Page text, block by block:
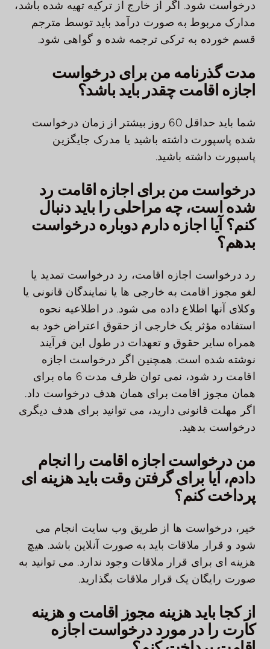
درخواست شود. اگر از خارج از ترکیه تهیه شده باشد،
مدارک مربوط به صورت درآمد باید توسط مترجم
قسم خورده به ترکی ترجمه شده و گواهی شود.
مدت گذرنامه من برای درخواست
اجازه اقامت چقدر باید باشد؟
شما باید حداقل 60 روز بیشتر از زمان درخواست
شده پاسپورت داشته باشید یا مدرک جایگزین
پاسپورت داشته باشید.
درخواست من برای اجازه اقامت رد
شده است، چه مراحلی را باید دنبال
کنم؟ آیا اجازه دارم دوباره درخواست
بدهم؟
رد درخواست اجازه اقامت، رد درخواست تمدید یا
لغو مجوز اقامت به خارجی ها یا نمایندگان قانونی یا
وکلای آنها اطلاع داده می شود. در اطلاعیه نحوه
استفاده مؤثر یک خارجی از حقوق اعتراض خود به
همراه سایر حقوق و تعهدات در طول این فرآیند
نوشته شده است. همچنین اگر درخواست اجازه
اقامت رد شود، نمی توان ظرف مدت 6 ماه برای
همان مجوز اقامت برای همان هدف درخواست داد.
اگر مهلت قانونی دارید، می توانید برای هدف دیگری
درخواست بدهید.
من درخواست اجازه اقامت را انجام
دادم، آیا برای گرفتن وقت باید هزینه ای
پرداخت کنم؟
خیر، درخواست ها از طریق وب سایت انجام می
شود و قرار ملاقات باید به صورت آنلاین باشد. هیچ
هزینه ای برای قرار ملاقات وجود ندارد. می توانید به
صورت رایگان یک قرار ملاقات بگذارید.
از کجا باید هزینه مجوز اقامت و هزینه
کارت را در مورد درخواست اجازه